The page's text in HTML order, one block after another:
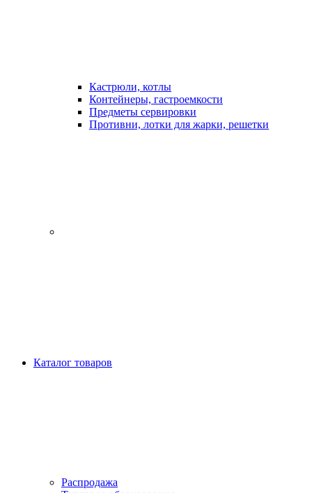
Кастрюли, котлы
Контейнеры, гастроемкости
Предметы сервировки
Противни, лотки для жарки, решетки
Каталог товаров
Распродажа